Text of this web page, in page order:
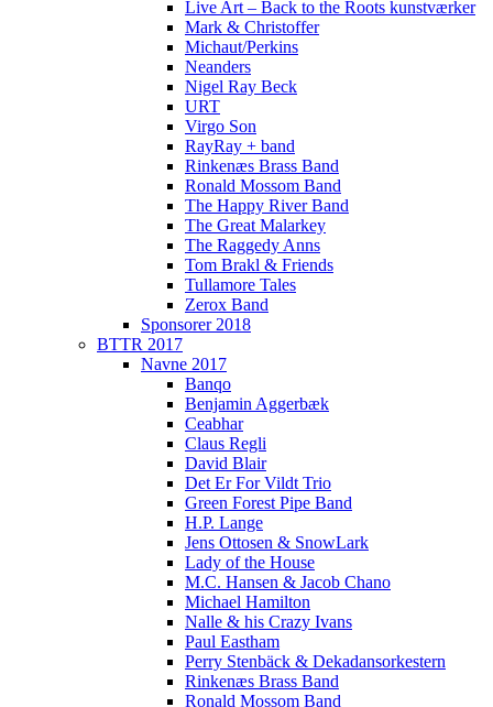
Live Art – Back to the Roots kunstværker
Mark & Christoffer
Michaut/Perkins
Neanders
Nigel Ray Beck
URT
Virgo Son
RayRay + band
Rinkenæs Brass Band
Ronald Mossom Band
The Happy River Band
The Great Malarkey
The Raggedy Anns
Tom Brakl & Friends
Tullamore Tales
Zerox Band
Sponsorer 2018
BTTR 2017
Navne 2017
Banqo
Benjamin Aggerbæk
Ceabhar
Claus Regli
David Blair
Det Er For Vildt Trio
Green Forest Pipe Band
H.P. Lange
Jens Ottosen & SnowLark
Lady of the House
M.C. Hansen & Jacob Chano
Michael Hamilton
Nalle & his Crazy Ivans
Paul Eastham
Perry Stenbäck & Dekadansorkestern
Rinkenæs Brass Band
Ronald Mossom Band